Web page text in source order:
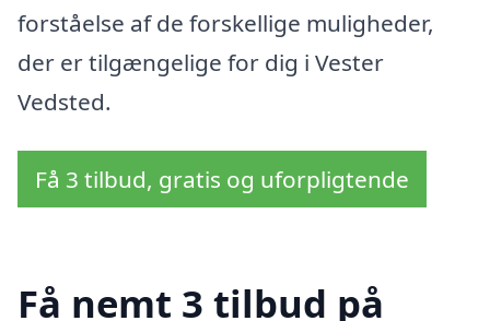
forståelse af de forskellige muligheder,
der er tilgængelige for dig i Vester
Vedsted.
Få 3 tilbud, gratis og uforpligtende
Få nemt 3 tilbud på